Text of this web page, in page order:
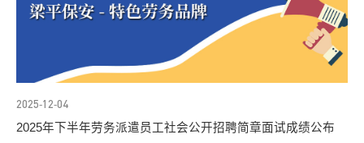
2025-12-04
2025年下半年劳务派遣员工社会公开招聘简章面试成绩公布